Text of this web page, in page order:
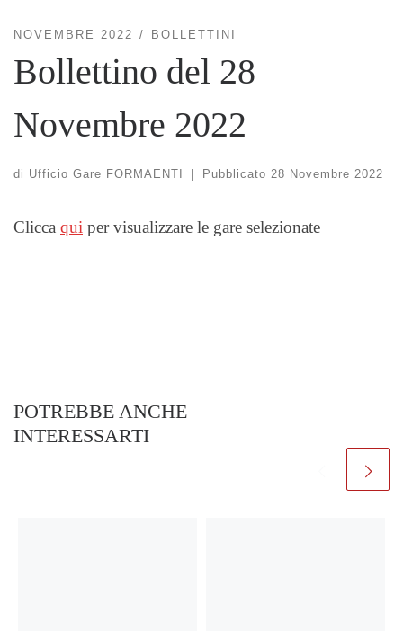
NOVEMBRE 2022 BOLLETTINI
Bollettino del 28
Novembre 2022
di Ufficio Gare FORMAENTI | Pubblicato 28 Novembre 2022
Clicca qui per visualizzare le gare selezionate
POTREBBE ANCHE
INTERESSARTI